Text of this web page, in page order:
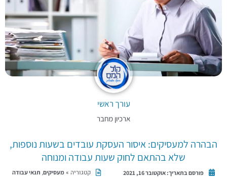
עורך ראשי
ארכיון מחבר
הבהרה למעסיקים: איסור העסקת עובדים בשעות נוספות,
שלא בהתאם לחוק שעות עבודה ומנוחה
פורסם בתאריך:אוקטובר 16, 2021 קטגוריה » מעסיקים,תנאי עבודה